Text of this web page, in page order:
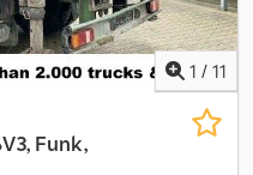
1 / 11
Funk,